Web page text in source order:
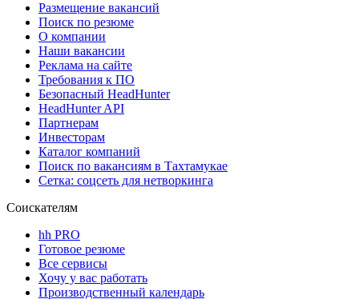
Размещение вакансий
Поиск по резюме
О компании
Наши вакансии
Реклама на сайте
Требования к ПО
Безопасный HeadHunter
HeadHunter API
Партнерам
Инвесторам
Каталог компаний
Поиск по вакансиям в Тахтамукае
Сетка: соцсеть для нетворкинга
Соискателям
hh PRO
Готовое резюме
Все сервисы
Хочу у вас работать
Производственный календарь